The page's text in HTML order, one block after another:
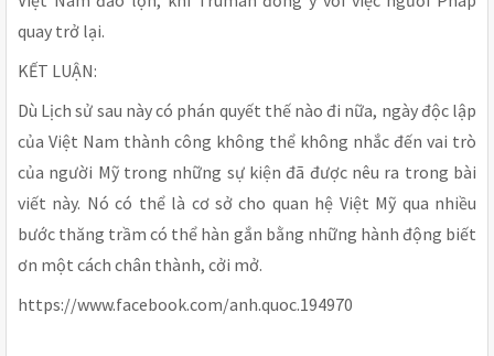
quay trở lại.
KẾT LUẬN:
Dù Lịch sử sau này có phán quyết thế nào đi nữa, ngày độc lập
của Việt Nam thành công không thể không nhắc đến vai trò
của người Mỹ trong những sự kiện đã được nêu ra trong bài
viết này. Nó có thể là cơ sở cho quan hệ Việt Mỹ qua nhiều
bước thăng trầm có thể hàn gắn bằng những hành động biết
ơn một cách chân thành, cởi mở.
https://www.facebook.com/anh.quoc.194970